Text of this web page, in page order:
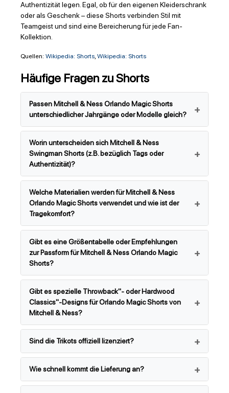
Authentizität legen. Egal, ob für den eigenen Kleiderschrank
oder als Geschenk – diese Shorts verbinden Stil mit
Teamgeist und sind eine Bereicherung für jede Fan-
Kollektion.
Quellen: Wikipedia: Shorts, Wikipedia: Shorts
Häufige Fragen zu Shorts
Passen Mitchell & Ness Orlando Magic Shorts
unterschiedlicher Jahrgänge oder Modelle gleich?
Worin unterscheiden sich Mitchell & Ness
Swingman Shorts (z.B. bezüglich Tags oder
Authentizität)?
Welche Materialien werden für Mitchell & Ness
Orlando Magic Shorts verwendet und wie ist der
Tragekomfort?
Gibt es eine Größentabelle oder Empfehlungen
zur Passform für Mitchell & Ness Orlando Magic
Shorts?
Gibt es spezielle Throwback"- oder Hardwood
Classics"-Designs für Orlando Magic Shorts von
Mitchell & Ness?
Sind die Trikots offiziell lizenziert?
Wie schnell kommt die Lieferung an?